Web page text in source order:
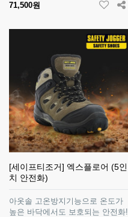
71,500원
[세이프티조거] 엑스플로어 (5인
치 안전화)
아옷솔 고온방지기능으로 온도가
높은 바닥에서도 보호되는 안전화!